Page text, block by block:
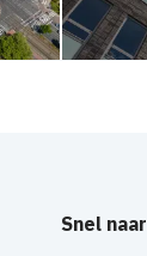
Snel naar